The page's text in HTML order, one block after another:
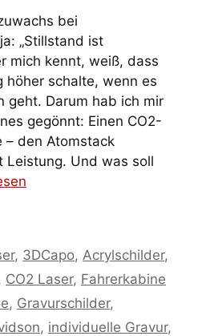
bei
„Stillstand ist
mich kennt, weiß, dass
höher schalte, wenn es
geht. Darum hab ich mir
gegönnt: Einen CO2-
– den Atomstack
Leistung. Und was soll
, 3DCapo,Acrylschilder,
CO2 Laser, Fahrerkabine
, Gravurschilder,
, individuelle Gravur,